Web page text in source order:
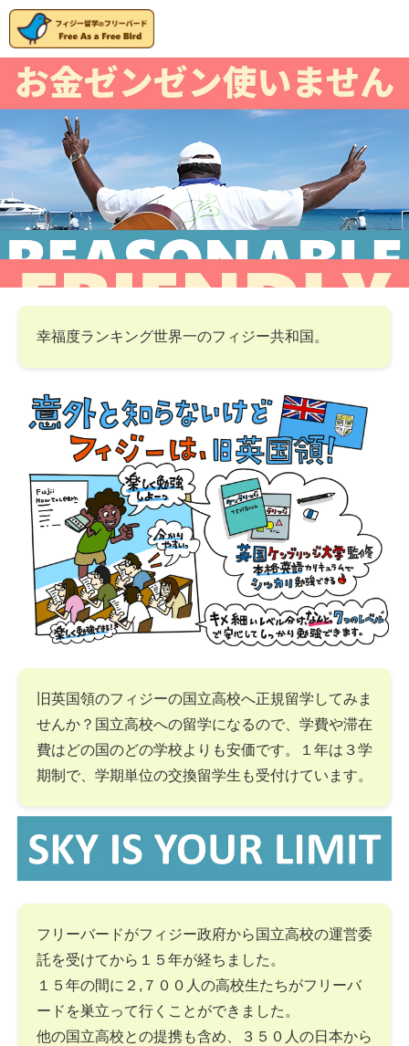
幸福度ランキング世界一のフィジー共和国。
旧英国領のフィジーの国立高校へ正規留学してみま
せんか？国立高校への留学になるので、学費や滞在
費はどの国のどの学校よりも安価です。１年は３学
期制で、学期単位の交換留学生も受付けています。
フリーバードがフィジー政府から国立高校の運営委
託を受けてから１５年が経ちました。
１５年の間に２,７００人の高校生たちがフリーバ
ードを巣立って行くことができました。
他の国立高校との提携も含め、３５０人の日本から